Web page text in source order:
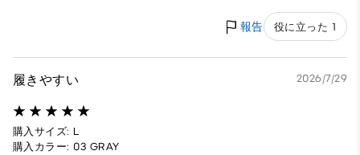
報告 役に立った 1
履きやすい 2026/7/29
購入サイズ: L
購入カラー: 03 GRAY